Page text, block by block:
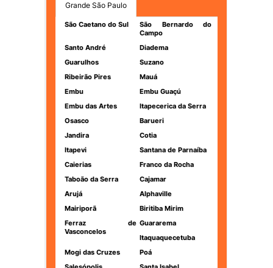
Grande São Paulo
São Caetano do Sul
São Bernardo do
Campo
Santo André
Diadema
Guarulhos
Suzano
Ribeirão Pires
Mauá
Embu
Embu Guaçú
Embu das Artes
Itapecerica da Serra
Osasco
Barueri
Jandira
Cotia
Itapevi
Santana de Parnaíba
Caierias
Franco da Rocha
Taboão da Serra
Cajamar
Arujá
Alphaville
Mairiporã
Biritiba Mirim
Ferraz de
Vasconcelos
Guararema
Itaquaquecetuba
Mogi das Cruzes
Poá